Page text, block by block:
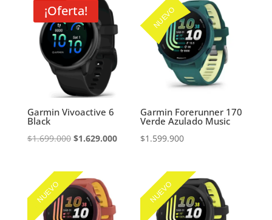
era:
$1.699.000.$1.629.000.
era:
$1.699.000.
¡Oferta!
Garmin Vivoactive 6
Black
$1.699.000 El
original
era:
$1.699.000.
$1.629.000El
$1.629.000.
NUEVO
Garmin Forerunner 170
Verde Azulado Music
$1.599.900
NUEVO NUEVO